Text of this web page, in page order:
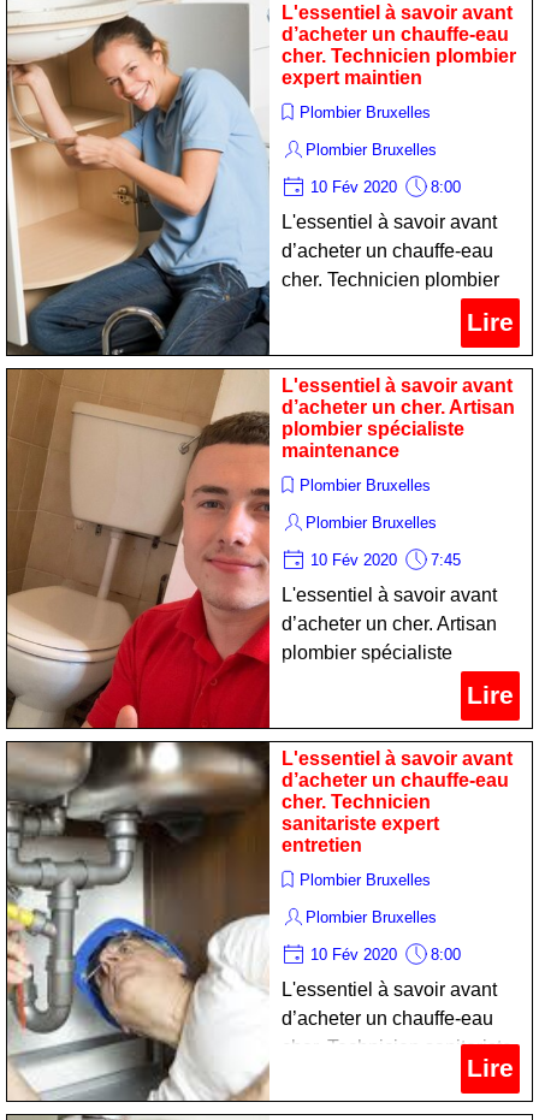
L'essentiel à savoir avant
d’acheter un chauffe-eau
cher. Technicien plombier
expert maintien
Plombier Bruxelles
Plombier Bruxelles
10 Fév 2020 8:00
L'essentiel à savoir avant
d’acheter un chauffe-eau
cher. Technicien plombier
Lire
L'essentiel à savoir avant
d’acheter un cher. Artisan
plombier spécialiste
maintenance
Plombier Bruxelles
Plombier Bruxelles
10 Fév 2020 7:45
L'essentiel à savoir avant
d’acheter un cher. Artisan
plombier spécialiste
Lire
L'essentiel à savoir avant
d’acheter un chauffe-eau
cher. Technicien
sanitariste expert
entretien
Plombier Bruxelles
Plombier Bruxelles
10 Fév 2020 8:00
L'essentiel à savoir avant
d’acheter un chauffe-eau
cher. Technicien sanitariste
Lire